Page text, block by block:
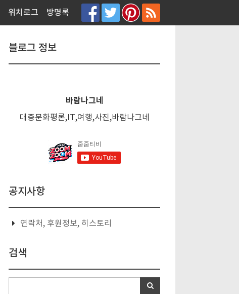
위치로그 방명록
블로그 정보
바람나그네
대중문화평론,IT,여행,사진,바람나그네
공지사항
연락처, 후원정보, 히스토리
검색